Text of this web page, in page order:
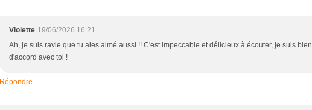
Violette 19/06/2026 16:21
Ah, je suis ravie que tu aies aimé aussi !! C'est impeccable et délicieux à écouter, je suis bien
d'accord avec toi !
Répondre